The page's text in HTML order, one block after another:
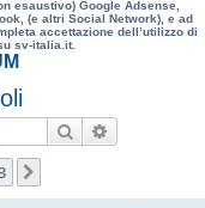
a
esaustivo) Google Adsense,
(e altri Social Network), e ad
accettazione dell’utilizzo di
sv-italia.it.
Cerca